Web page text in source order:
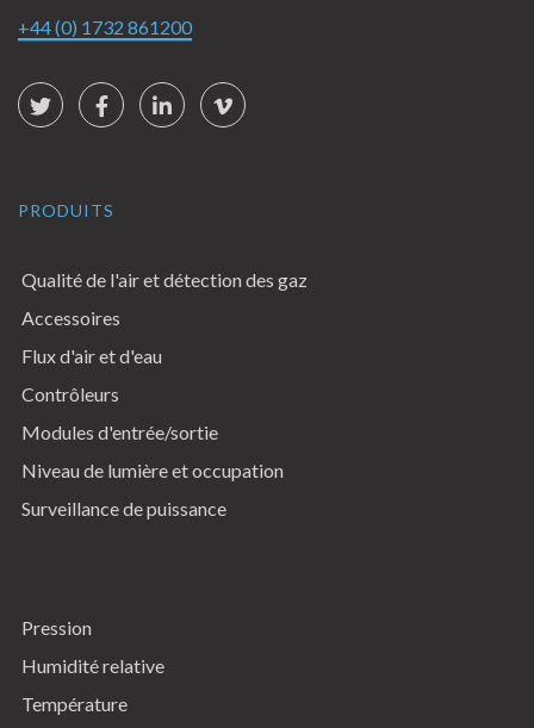
+44 (0) 1732 861200
Social Links
TwitterFacebookLinkedInvimeo
PRODUITS
Qualité de l'air et détection des gaz
Accessoires
Flux d'air et d'eau
Contrôleurs
Modules d'entrée/sortie
Niveau de lumière et occupation
Surveillance de puissance
Pression
Humidité relative
Température